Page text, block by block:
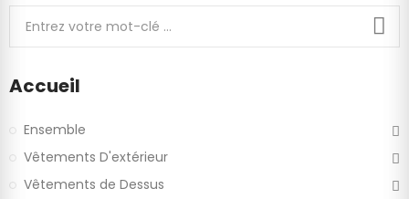
Accueil
Ensemble
Vêtements D'extérieur
Vêtements de Dessus